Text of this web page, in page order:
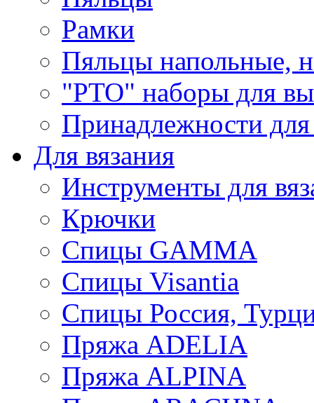
Рамки
Пяльцы напольные,
"РТО" наборы для
Принадлежности
Для вязания
Инструменты для
Крючки
Спицы GAMMA
Спицы Visantia
Спицы Россия,
Пряжа ADELIA
Пряжа ALPINA